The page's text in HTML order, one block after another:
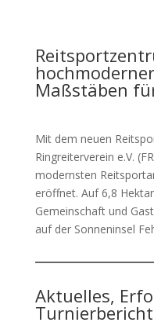
Maßstäben
Mit dem neuen
Ringreiterverein e.V.
modernsten
eröffnet. Auf 6,8
Gemeinschaft und
auf der Sonneninsel
Aktuelles,